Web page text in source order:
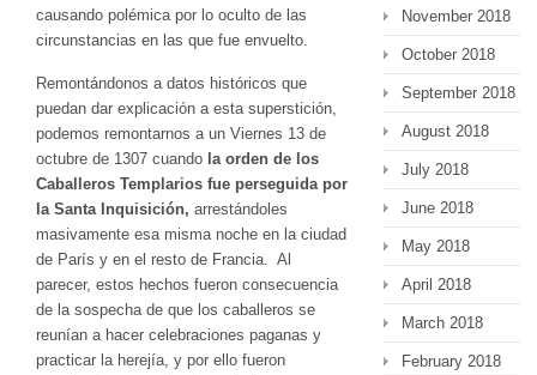
causando polémica por lo oculto de las
circunstancias en las que fue envuelto.
Remontándonos a datos históricos que
puedan dar explicación a esta superstición,
podemos remontarnos a un Viernes 13 de
octubre de 1307 cuando la orden de los
Caballeros Templarios fue perseguida por
la Santa Inquisición, arrestándoles
masivamente esa misma noche en la ciudad
de París y en el resto de Francia. Al
parecer, estos hechos fueron consecuencia
de la sospecha de que los caballeros se
reunían a hacer celebraciones paganas y
practicar la herejía, y por ello fueron
November 2018
October 2018
September 2018
August 2018
July 2018
June 2018
May 2018
April 2018
March 2018
February 2018